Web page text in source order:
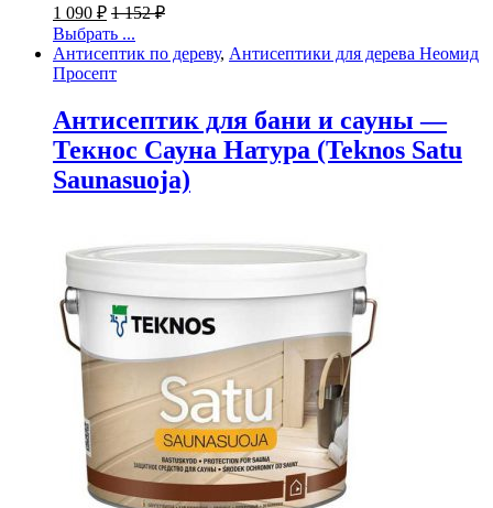
1 090 ₽ 1 152₽
Выбрать ...
Антисептик по дереву, Антисептики для дерева Неомид
Просепт
Антисептик для бани и сауны —
Текнос Сауна Натура (Teknos Satu
Saunasuoja)